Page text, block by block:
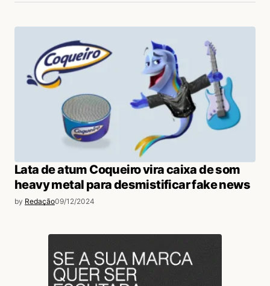
Lata de atum Coqueiro vira caixa de som
heavy metal para desmistificar fake news
by Redação09/12/2024